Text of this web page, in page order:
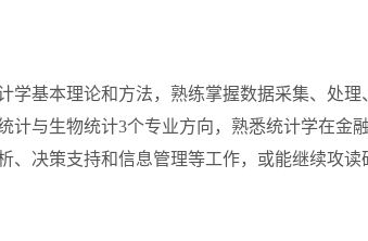
基本理论和方法，熟练掌握数据采集、处
与生物统计3个专业方向，熟悉统计学在金
决策支持和信息管理等工作，或能继续攻读